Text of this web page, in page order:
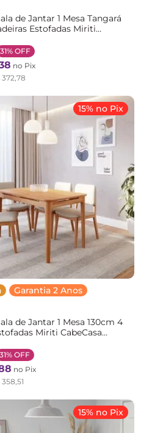
de Jantar 1 Mesa Tangará
Estofadas Miriti
Off White/Creme
31% OFF
no Pix
372,78
Garantia 2 Anos
15% no Pix
de Jantar 1 Mesa 130cm 4
Miriti CabeCasa
Creme
31% OFF
no Pix
358,51
15% no Pix